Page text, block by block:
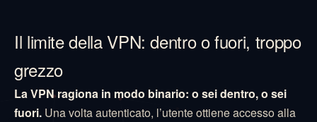
Il limite della VPN: dentro o fuori, troppo
grezzo
La VPN ragiona in modo binario: o sei dentro, o sei
fuori. Una volta autenticato, l’utente ottiene accesso alla